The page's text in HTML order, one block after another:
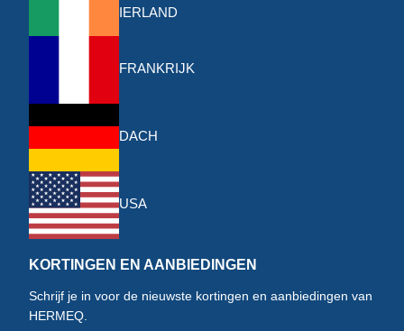
IERLAND
FRANKRIJK
DACH
USA
KORTINGEN EN AANBIEDINGEN
Schrijf je in voor de nieuwste kortingen en aanbiedingen van
HERMEQ.